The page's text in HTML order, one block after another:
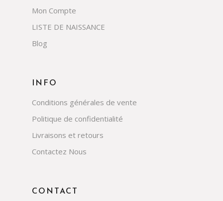
CONTACT
INFO
Conditions générales de vente
Politique de confidentialité
Livraisons et retours
Contactez Nous
Mon Compte
LISTE DE NAISSANCE
Blog